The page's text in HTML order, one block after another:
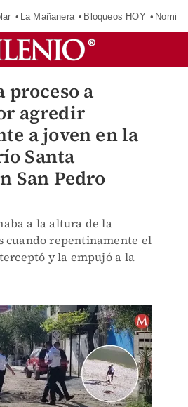
La Mañanera Bloqueos HOY
proceso a
agredir
a joven en la
Santa
San Pedro
a la altura de la
cuando repentinamente el
y la empujó a la